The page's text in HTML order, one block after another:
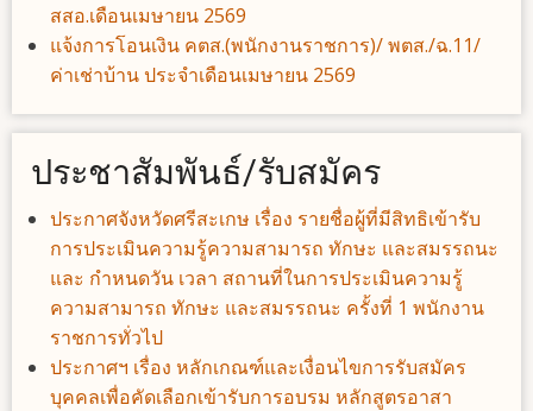
สสอ.เดือนเมษายน 2569
แจ้งการโอนเงิน คตส.(พนักงานราชการ)/ พตส./ฉ.11/
ค่าเช่าบ้าน ประจำเดือนเมษายน 2569
ประชาสัมพันธ์/รับสมัคร
ประกาศจังหวัดศรีสะเกษ เรื่อง รายชื่อผู้ที่มีสิทธิเข้ารับ
การประเมินความรู้ความสามารถ ทักษะ และสมรรถนะ
และ กำหนดวัน เวลา สถานที่ในการประเมินความรู้
ความสามารถ ทักษะ และสมรรถนะ ครั้งที่ 1 พนักงาน
ราชการทั่วไป
ประกาศฯ เรื่อง หลักเกณฑ์และเงื่อนไขการรับสมัคร
บุคคลเพื่อคัดเลือกเข้ารับการอบรม หลักสูตรอาสา